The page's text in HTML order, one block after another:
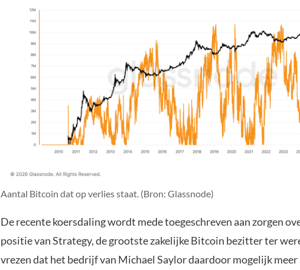
Aantal Bitcoin dat op verlies staat. (Bron: Glassnode)
De recente koersdaling wordt mede toegeschreven aan zorgen
positie van Strategy, de grootste zakelijke Bitcoin bezitter ter
vrezen dat het bedrijf van Michael Saylor daardoor mogelijk